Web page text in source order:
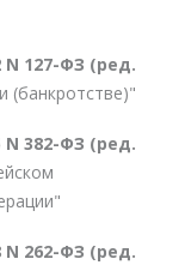
N 127-ФЗ (ред.
(банкротстве)"
N 382-ФЗ (ред.
N 262-ФЗ (ред.